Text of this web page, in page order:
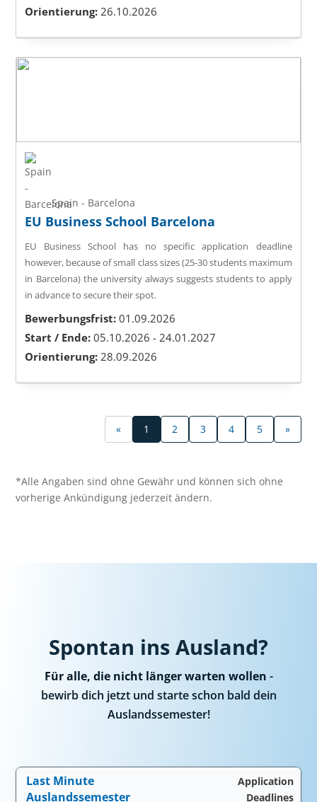
Orientierung: 26.10.2026
Spain - Barcelona
EU Business School Barcelona
EU Business School has no specific application deadline
however, because of small class sizes (25-30 students maximum
in Barcelona) the university always suggests students to apply
in advance to secure their spot.
Bewerbungsfrist: 01.09.2026
Start / Ende: 05.10.2026 - 24.01.2027
Orientierung: 28.09.2026
« 1 2 3 4 5 »
*Alle Angaben sind ohne Gewähr und können sich ohne
vorherige Ankündigung jederzeit ändern.
Spontan ins Ausland?
Für alle, die nicht länger warten wollen -
bewirb dich jetzt und starte schon bald dein
Auslandssemester!
Last Minute
Auslandssemester
Application
Deadlines